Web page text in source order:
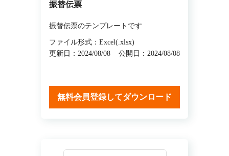
振替伝票
振替伝票のテンプレートです
ファイル形式：Excel(.xlsx)
更新日：2024/08/08
公開日：2024/08/08
無料会員登録してダウンロード